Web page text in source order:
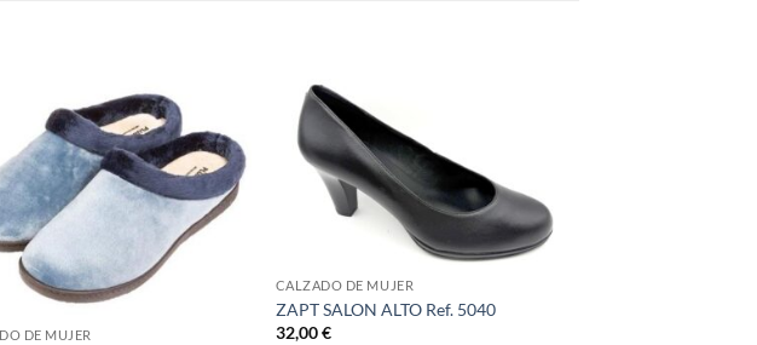
DE MUJER
CALZADO DE MUJER
ZAPT SALON ALTO Ref. 5040
32,00€